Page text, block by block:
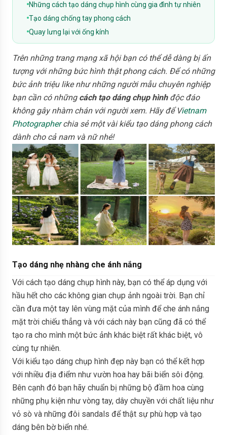
Những cách tạo dáng chụp hình cùng gia đình tự nhiên
Tạo dáng chống tay phong cách
Quay lưng lại với ống kính
Trên những trang mạng xã hội bạn có thể dễ dàng bị ấn
tượng với những bức hình thật phong cách. Để có những
bức ảnh triệu like như những người mẫu chuyên nghiệp
bạn cần có những cách tạo dáng chụp hìnhđộc đáo
không gây nhàm chán với người xem. Hãy để Vietnam
Photographerchia sẻ một vài kiểu tạo dáng phong cách
dành cho cả nam và nữ nhé!
Tạo dáng nhẹ nhàng che ánh nắng
Với cách tạo dáng chụp hình này, bạn có thể áp dụng với
hầu hết cho các không gian chụp ảnh ngoài trời. Bạn chỉ
cần đưa một tay lên vùng mặt của mình để che ánh nắng
mặt trời chiếu thẳng và với cách này bạn cũng đã có thể
tạo ra cho mình một bức ảnh khác biệt rất khác biệt, vô
cùng tự nhiên.
Với kiểu tạo dáng chụp hình đẹp này bạn có thể kết hợp
với nhiều địa điểm như vườn hoa hay bãi biển sôi động.
Bên cạnh đó bạn hãy chuẩn bị những bộ đầm hoa cùng
những phụ kiện như vòng tay, dây chuyền với chất liệu như
vỏ sò và những đôi sandals để thật sự phù hợp và tạo
dáng bên bờ biển nhé.